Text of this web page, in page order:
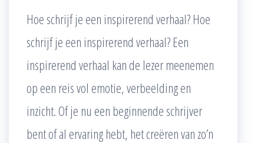
Hoe schrijf je een inspirerend verhaal? Hoe
schrijf je een inspirerend verhaal? Een
inspirerend verhaal kan de lezer meenemen
op een reis vol emotie, verbeelding en
inzicht. Of je nu een beginnende schrijver
bent of al ervaring hebt, het creëren van zo’n